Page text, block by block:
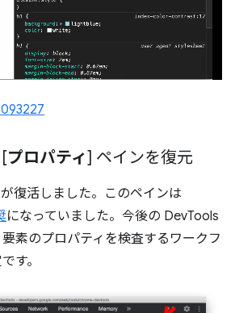
プロパティ] ペインを復元
復活しました。このペインは
になっていました。今後の DevTools
素のプロパティを検査するワークフ
す。